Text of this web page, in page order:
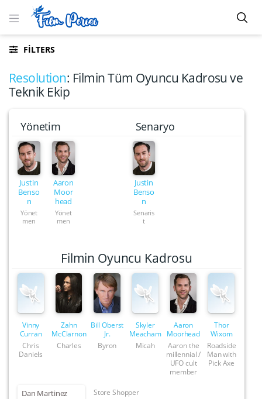
FILTERS
Resolution: Filmin Tüm Oyuncu Kadrosu ve
Teknik Ekip
Yönetim
Justin
Benso
n
Yönet
men
Aaron
Moor
head
Yönet
men
Senaryo
Justin
Benso
n
Senaris
t
Filmin Oyuncu Kadrosu
Vinny
Curran
Chris
Daniels
Zahn
McClarnon
Charles
Bill Oberst
Jr.
Byron
Skyler
Meacham
Micah
Aaron
Moorhead
Aaron the
millennial /
UFO cult
member
Thor
Wixom
Roadside
Man with
Pick Axe
Dan Martinez Store Shopper